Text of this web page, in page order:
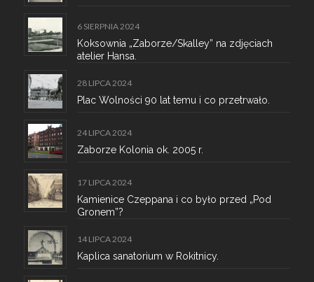
6 SIERPNIA 2024
Koksownia „Zaborze/Skalley” na zdjęciach
atelier Hansa.
28 LIPCA 2024
Plac Wolności 90 lat temu i co przetrwało.
24 LIPCA 2024
Zaborze Kolonia ok. 2005 r.
17 LIPCA 2024
Kamienice Czeppana i co było przed „Pod
Gronem”?
14 LIPCA 2024
Kaplica sanatorium w Rokitnicy.